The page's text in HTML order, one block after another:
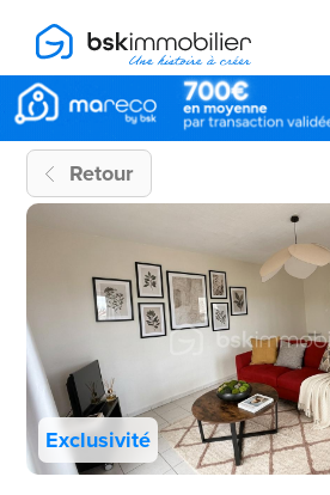
Retour
Exclusivité